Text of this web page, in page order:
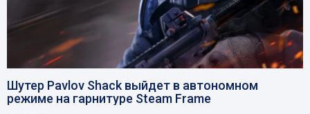
Шутер Pavlov Shack выйдет в автономном
режиме на гарнитуре Steam Frame